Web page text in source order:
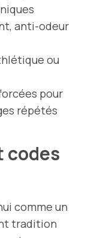
anti-odeur
ou
pour
répétés
codes
comme un
tradition